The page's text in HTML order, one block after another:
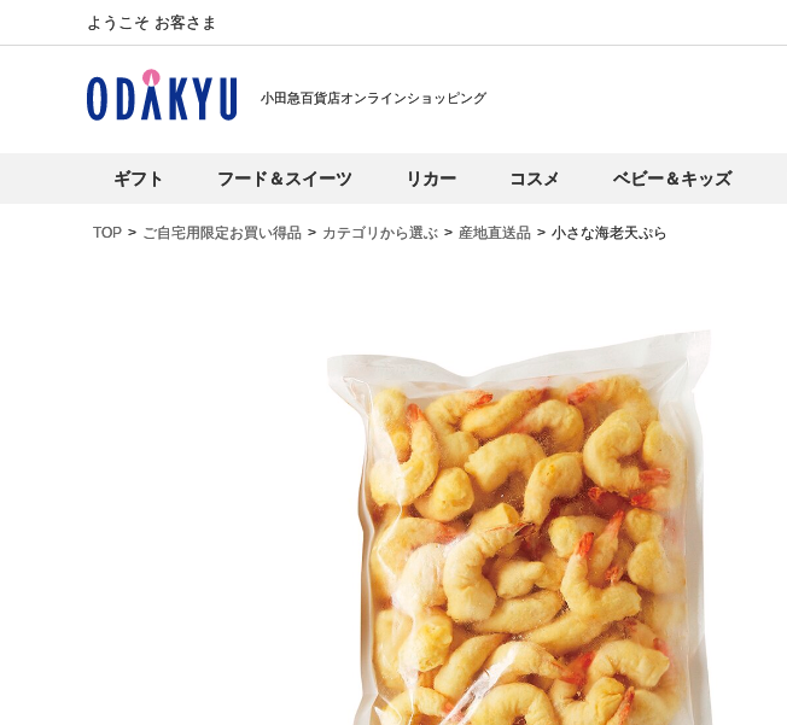
ようこそ お客さま
小田急百貨店オンラインショッピング
ギフト フード＆スイーツ リカー コスメ ベビー＆キッズ
TOP ご自宅用限定お買い得品 カテゴリから選ぶ 産地直送品 小さな海老天ぷら